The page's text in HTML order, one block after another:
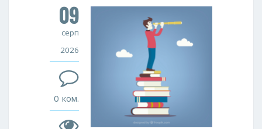
Twitter
Google+
09
серп
2026
0 ком.